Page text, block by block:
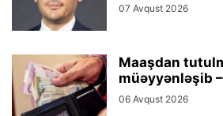
07 Avqust 2026
Maaşdan
müəyyənləşib
06 Avqust 2026